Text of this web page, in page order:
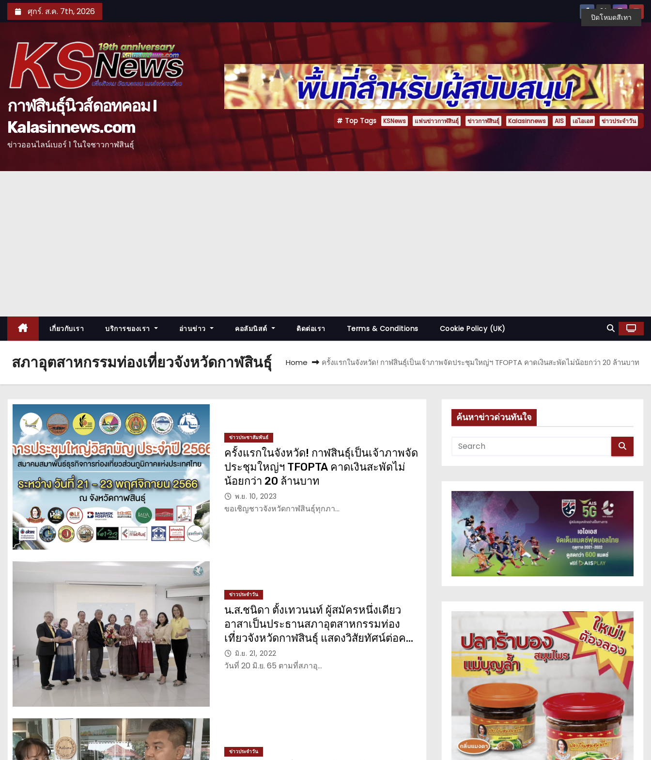
k
t
ศุกร์. ส.ค. 7th, 2026
กาฬสินธุ์นิวส์ดอทคอม l
Kalasinnews.com
ข่าวออนไลน์เบอร์ 1 ในใจชาวกาฬสินธุ์
Top Tags KSNews แฟนข่าวกาฬสินธุ์ ข่าวกาฬสินธุ์ Kalasinnews AIS เอไอเอส ข่าวประจำวัน
เกี่ยวกับเรา บริการของเรา อ่านข่าว คอลัมนิสต์ ติดต่อเรา Terms & Conditions Cookie Policy (UK)
สภาอุตสาหกรรมท่องเที่ยวจังหวัดกาฬสินธุ์ Home ครั้งแรกในจังหวัด! กาฬสินธุ์เป็นเจ้าภาพจัดประชุมใหญ่ฯ TFOPTA คาดเงินสะพัดไม่น้อยกว่า 20 ล้านบาท
ข่าวประชาสัมพันธ์
ครั้งแรกในจังหวัด! กาฬสินธุ์เป็นเจ้าภาพจัด
ประชุมใหญ่ฯ TFOPTA คาดเงินสะพัดไม่
น้อยกว่า 20 ล้านบาท
พ.ย. 10, 2023
ขอเชิญชาวจังหวัดกาฬสินธุ์ทุกภา…
ข่าวประจำวัน
น.ส.ชนิดา ตั้งเทวนนท์ ผู้สมัครหนึ่งเดียว
อาสาเป็นประธานสภาอุตสาหกรรมท่อง
เที่ยวจังหวัดกาฬสินธุ์ แสดงวิสัยทัศน์ต่อคณะ
กรรมการสรรหาจาก สทท.
มิ.ย. 21, 2022
วันที่ 20 มิ.ย. 65 ตามที่สภาอุ…
ข่าวประจำวัน
ค้นหาข่าวด่วนทันใจ
ปิดโหมดสีเทา